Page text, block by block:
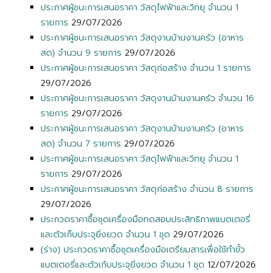
ประกาศผู้ชนะการเสนอราคา วัสดุไฟฟ้าและวิทยุ จำนวน 1
รายการ 29/07/2026
ประกาศผู้ชนะการเสนอราคา วัสดุงานบ้านงานครัว (อาหาร
สด) จำนวน 9 รายการ 29/07/2026
ประกาศผู้ชนะการเสนอราคา วัสดุก่อสร้าง จำนวน 1 รายการ
29/07/2026
ประกาศผู้ชนะการเสนอราคา วัสดุงานบ้านงานครัว จำนวน 16
รายการ 29/07/2026
ประกาศผู้ชนะการเสนอราคา วัสดุงานบ้านงานครัว (อาหาร
สด) จำนวน 7 รายการ 29/07/2026
ประกาศผู้ชนะการเสนอราคา วัสดุไฟฟ้าและวิทยุ จำนวน 1
รายการ 29/07/2026
ประกาศผู้ชนะการเสนอราคา วัสดุก่อสร้าง จำนวน 8 รายการ
29/07/2026
ประกวดราคาซื้อชุดเครื่องมือทดสอบประสิทธิภาพแบตเตอรี่
และตัวเก็บประจุยิ่งยวด จำนวน 1 ชุด 29/07/2026
(ร่าง) ประกวดราคาซื้อชุดเครื่องมือเตรียมสารเพื่อใช้ทำขั้ว
แบตเตอรี่และตัวเก้บประจุยิ่งยวด จำนวน 1 ชุด 12/07/2026